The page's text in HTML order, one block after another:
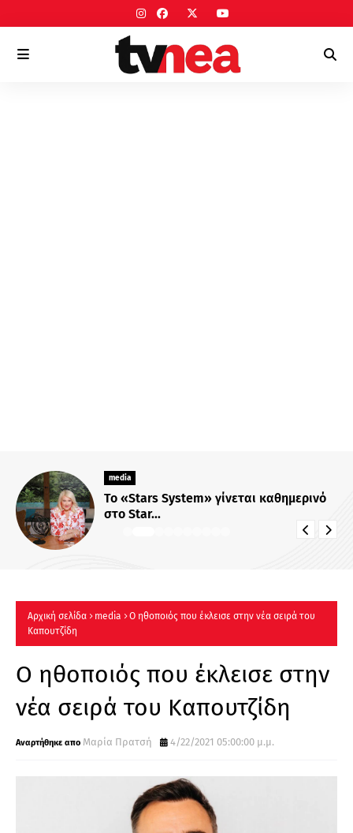
media
Το «Stars System» γίνεται καθημερινό
στο Star...
Αρχική σελίδα media
O ηθοποιός που έκλεισε στην νέα σειρά του
Καπουτζίδη
O ηθοποιός που έκλεισε στην
νέα σειρά του Καπουτζίδη
Μαρία Πρατσή 4/22/2021 05:00:00 μ.μ.